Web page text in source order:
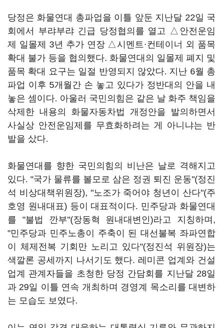
당정은 화물연대 총파업을 이틀 앞둔 지난달 22일 국
회에서 부랴부랴 긴급 당정협의를 열고 △안전운임
제 일몰제 3년 추가 연장 △시멘트·컨테이너 외 품목
확대 불가 등을 협의했다. 화물연대의 일몰제 폐지 및
품목 확대 요구는 일절 반영되지 않았다. 지난 6월 총
파업 이후 5개월간 손 놓고 있다가 정반대의 안을 내
놓은 셈이다. 아울러 국민의힘은 같은 날 화주 책임을
삭제한 내용의 화물자동차법 개정안을 발의하면서
사실상 안전운임제를 무효화하려는 게 아니냐는 반
발을 샀다.
화물연대를 향한 국민의힘의 비난은 날로 격해지고
있다. "국가 물류를 볼모로 삼은 정권 퇴진 운동"(정진
석 비상대책위원장), "노조가 죽어야 청년이 산다"(주
호영 원내대표) 등이 대표적이다. 민주당과 화물연대
를 "불법 깐부"(장동혁 원내대변인)라고 지칭하며,
"민주당과 민주노총이 주축이 된 대선불복 좌파연합
이 체제전복 기회만 노리고 있다"(정진석 위원장)는
색깔론 공세까지 나서기도 했다. 레미콘 업계와 건설
업계 관계자들을 초청한 당정 간담회를 지난달 28일
과 29일 이틀 연속 개최하며 경영계 목소리를 대변하
는 모습도 보였다.